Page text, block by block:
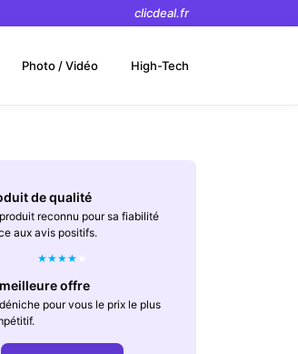
clicdeal.fr
Photo / Vidéo High-Tech
de qualité
reconnu pour sa fiabilité
aux avis positifs.
★★★★
offre
pour vous le prix le plus